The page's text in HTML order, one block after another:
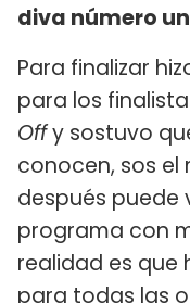
diva número
Para finalizar
para los
Offy sostuvo
conocen, sos el
después puede
programa con
realidad es que
para todas las